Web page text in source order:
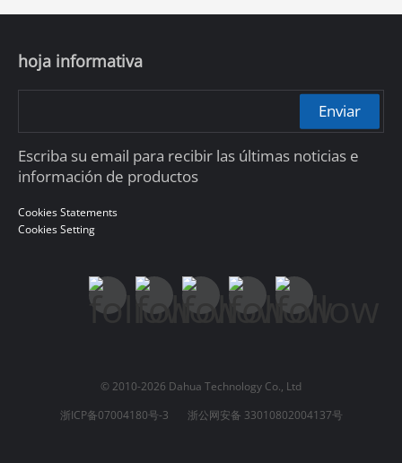
hoja informativa
Enviar
Escriba su email para recibir las últimas noticias e
información de productos
Cookies Statements
Cookies Setting
© 2010-2026 Dahua Technology Co., Ltd
浙ICP备07004180号-3
浙公网安备 33010802004137号